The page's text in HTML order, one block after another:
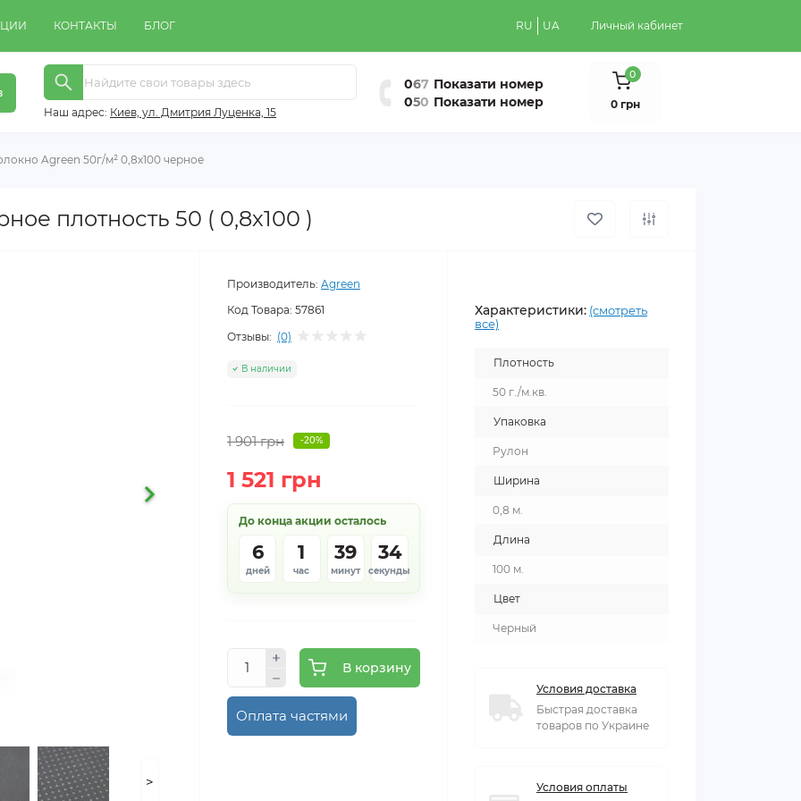
КОНТАКТЫ БЛОГ RU UA Личный кабинет
Наш адрес: Киeв, ул. Дмитрия Луценка, 15
067 Показати номер
050 Показати номер
0
0 грн
Agreen 50г/м² 0,8х100 черное
плотность 50 ( 0,8х100 )
>
Производитель: Agreen
Код Товара: 57861
Отзывы: (0)
В наличии
1 901 грн -20%
1 521 грн
До конца акции осталось
6
дней
1
час
39
минут
34
секунды
В корзину
Оплата частями
Характеристики: (смотреть
все)
Плотность
50 г./м.кв.
Упаковка
Рулон
Ширина
0,8 м.
Длина
100 м.
Цвет
Черный
Условия доставка
Быстрая доставка
товаров по Украине
Условия оплаты